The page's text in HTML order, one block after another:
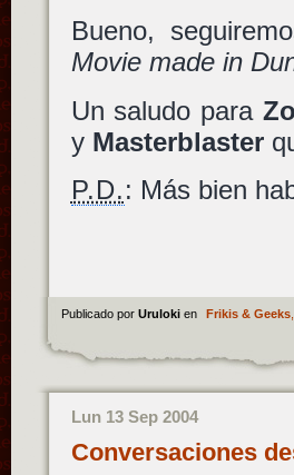
Bueno,
Movie made in
Un saludo para
y Masterblaster
P.D.: Más bien
Publicado por Uruloki en Frikis & Geeks,
Lun 13 Sep 2004
Conversaciones